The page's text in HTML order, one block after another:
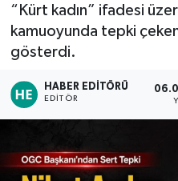
“Kürt kadın” ifadesi
kamuoyunda tepki
gösterdi.
HABER EDITÖRÜ
EDITÖR